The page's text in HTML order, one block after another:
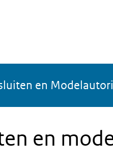
en
en